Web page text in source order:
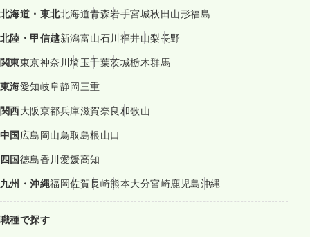
北海道・東北北海道青森岩手宮城秋田山形福島
北陸・甲信越新潟富山石川福井山梨長野
関東東京神奈川埼玉千葉茨城栃木群馬
東海愛知岐阜静岡三重
関西大阪京都兵庫滋賀奈良和歌山
中国広島岡山鳥取島根山口
四国徳島香川愛媛高知
九州・沖縄福岡佐賀長崎熊本大分宮崎鹿児島沖縄
職種で探す